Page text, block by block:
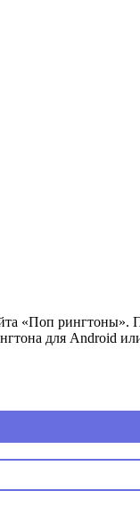
«Поп рингтоны».
для Android